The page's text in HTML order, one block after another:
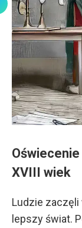
XVIII wiek
Ludzie
lepszy świat.